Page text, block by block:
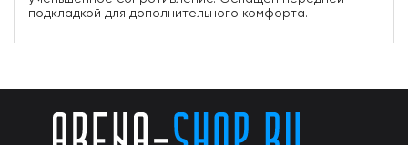
подкладкой для дополнительного комфорта.